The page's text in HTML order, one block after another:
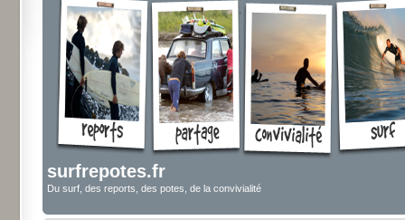
surfrepotes.fr
Du surf, des reports, des potes, de la convivialité